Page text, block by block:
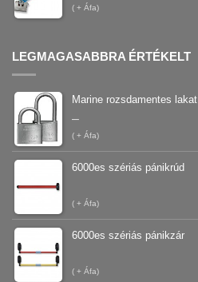
( + Áfa)
LEGMAGASABBRA ÉRTÉKELT
Marine rozsdamentes lakat
–
( + Áfa)
6000es szériás pánikrúd
( + Áfa)
6000es szériás pánikzár
( + Áfa)